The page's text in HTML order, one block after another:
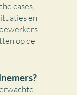
cases,
en
op de